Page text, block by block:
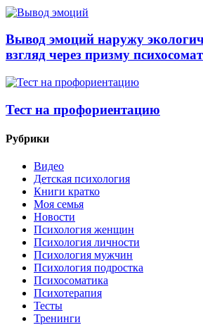
Вывод эмоций наружу
взгляд через призму
Тест на профориентацию
Рубрики
Видео
Детская психология
Книги кратко
Моя семья
Новости
Психология женщин
Психология личности
Психология мужчин
Психология подростка
Психосоматика
Психотерапия
Тесты
Тренинги